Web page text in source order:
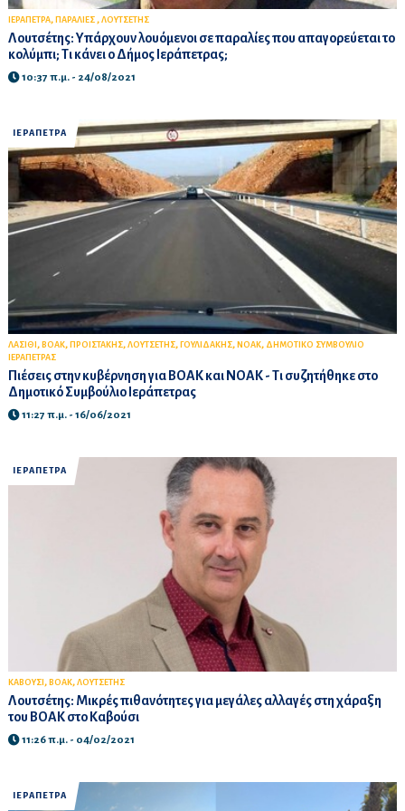
ΙΕΡΑΠΕΤΡΑ, ΠΑΡΑΛΙΕΣ , ΛΟΥΤΣΕΤΗΣ
Λουτσέτης: Υπάρχουν λουόμενοι σε παραλίες που απαγορεύεται το
κολύμπι; Τι κάνει ο Δήμος Ιεράπετρας;
10:37 π.μ. - 24/08/2021
ΙΕΡΑΠΕΤΡΑ
ΛΑΣΙΘΙ , ΒΟΑΚ, ΠΡΟΙΣΤΑΚΗΣ, ΛΟΥΤΣΕΤΗΣ, ΓΟΥΛΙΔΑΚΗΣ, ΝΟΑΚ, ΔΗΜΟΤΙΚΟ ΣΥΜΒΟΥΛΙΟ
ΙΕΡΑΠΕΤΡΑΣ
Πιέσεις στην κυβέρνηση για ΒΟΑΚ και ΝΟΑΚ - Τι συζητήθηκε στο
Δημοτικό Συμβούλιο Ιεράπετρας
11:27 π.μ. - 16/06/2021
ΙΕΡΑΠΕΤΡΑ
ΚΑΒΟΥΣΙ , ΒΟΑΚ, ΛΟΥΤΣΕΤΗΣ
Λουτσέτης: Μικρές πιθανότητες για μεγάλες αλλαγές στη χάραξη
του ΒΟΑΚ στο Καβούσι
11:26 π.μ. - 04/02/2021
ΙΕΡΑΠΕΤΡΑ